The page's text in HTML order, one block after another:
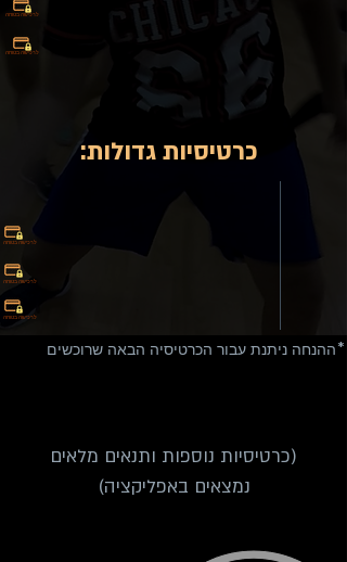
לרכישה בטוחה
לרכישה בטוחה
:כרטיסיות גדולות
לרכישה בטוחה
לרכישה בטוחה
לרכישה בטוחה
ההנחה ניתנת עבור הכרטיסיה הבאה שרוכשים*
(כרטיסיות נוספות ותנאים מלאים
נמצאים באפליקציה)